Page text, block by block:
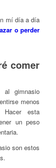
mí día a día
o perder
comer
al gimnasio
menos
Hacer esta
un peso
son estos